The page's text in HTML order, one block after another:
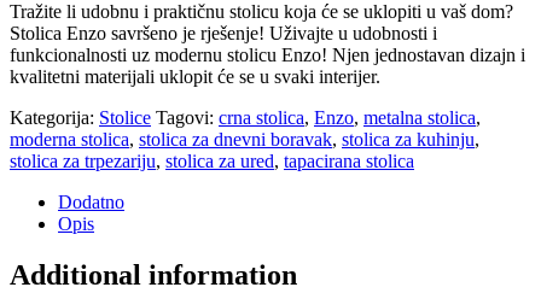
Tražite li udobnu i praktičnu stolicu koja će se uklopiti u vaš dom?
Stolica Enzo savršeno je rješenje! Uživajte u udobnosti i
funkcionalnosti uz modernu stolicu Enzo! Njen jednostavan dizajn i
kvalitetni materijali uklopit će se u svaki interijer.
Kategorija: Stolice Tagovi: crna stolica, Enzo, metalna stolica,
moderna stolica, stolica za dnevni boravak, stolica za kuhinju,
stolica za trpezariju, stolica za ured, tapacirana stolica
Dodatno
Opis
Additional information